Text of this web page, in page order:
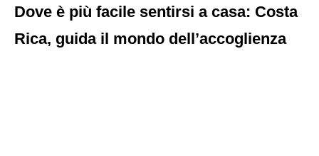
Dove è più facile sentirsi a casa: Costa
Rica, guida il mondo dell’accoglienza